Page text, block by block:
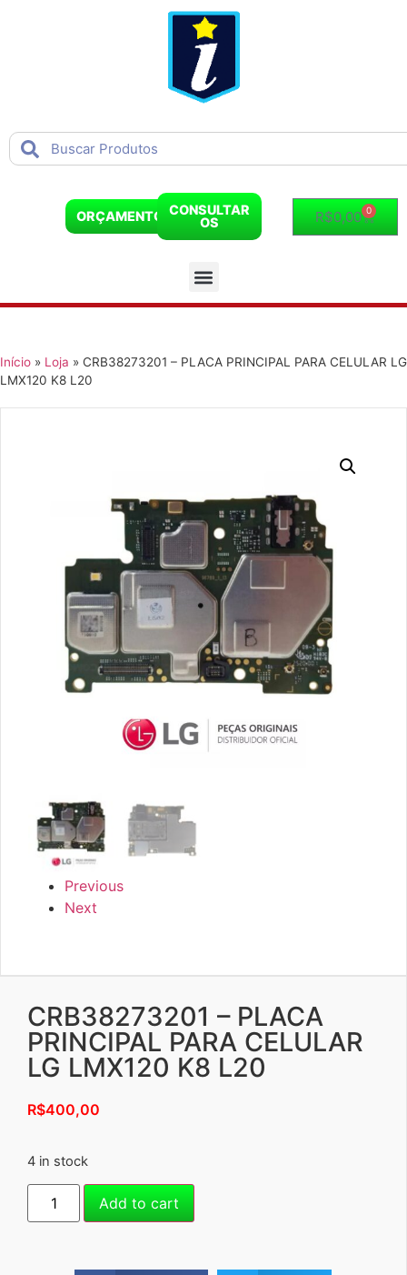
ORÇAMENTO
CONSULTAR
OS
R$0,00 0
Início » Loja » CRB38273201 – PLACA PRINCIPAL PARA CELULAR LG
LMX120 K8 L20
Previous
Next
CRB38273201 – PLACA
PRINCIPAL PARA CELULAR
LG LMX120 K8 L20
R$400,00
4 in stock
Add to cart